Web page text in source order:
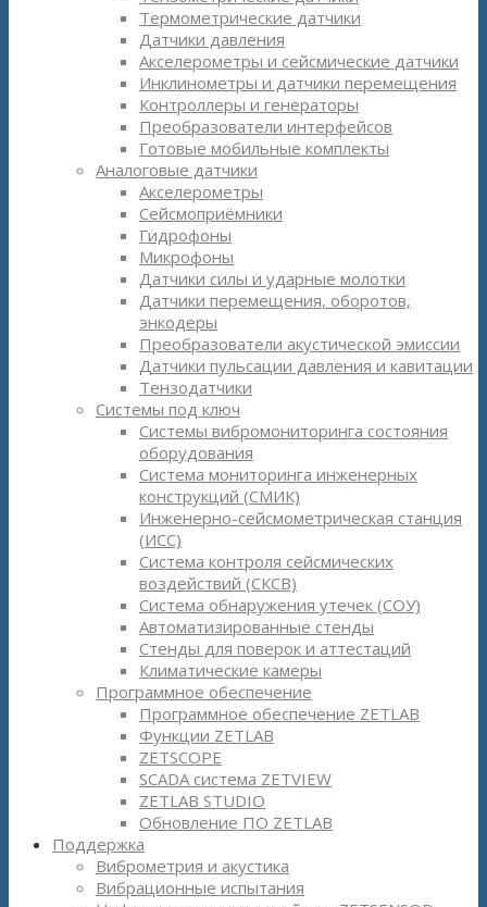
Термометрические датчики
Датчики давления
Акселерометры и сейсмические датчики
Инклинометры и датчики перемещения
Контроллеры и генераторы
Преобразователи интерфейсов
Готовые мобильные комплекты
Аналоговые датчики
Акселерометры
Сейсмоприёмники
Гидрофоны
Микрофоны
Датчики силы и ударные молотки
Датчики перемещения, оборотов,
энкодеры
Преобразователи акустической эмиссии
Датчики пульсации давления и кавитации
Тензодатчики
Системы под ключ
Системы вибромониторинга состояния
оборудования
Система мониторинга инженерных
конструкций (СМИК)
Инженерно-сейсмометрическая станция
(ИСС)
Система контроля сейсмических
воздействий (СКСВ)
Система обнаружения утечек (СОУ)
Автоматизированные стенды
Стенды для поверок и аттестаций
Климатические камеры
Программное обеспечение
Программное обеспечение ZETLAB
Функции ZETLAB
ZETSCOPE
SCADA система ZETVIEW
ZETLAB STUDIO
Обновление ПО ZETLAB
Поддержка
Виброметрия и акустика
Вибрационные испытания